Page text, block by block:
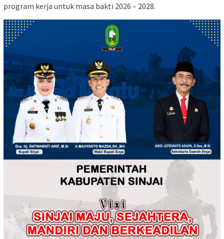
program kerja untuk masa bakti 2026 – 2028.